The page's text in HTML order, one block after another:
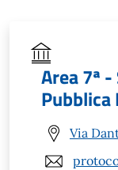
Area 7ª
Via